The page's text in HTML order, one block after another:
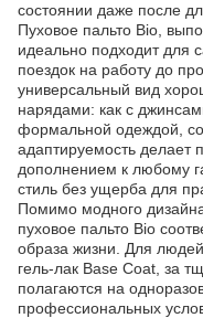
состоянии даже после
Пуховое пальто Bio,
идеально подходит для
поездок на работу до
универсальный вид
нарядами: как с
формальной одеждой,
адаптируемость делает
дополнением к любому
стиль без ущерба для
Помимо модного
пуховое пальто Bio
образа жизни. Для
гель-лак Base Coat, за
полагаются на
профессиональных